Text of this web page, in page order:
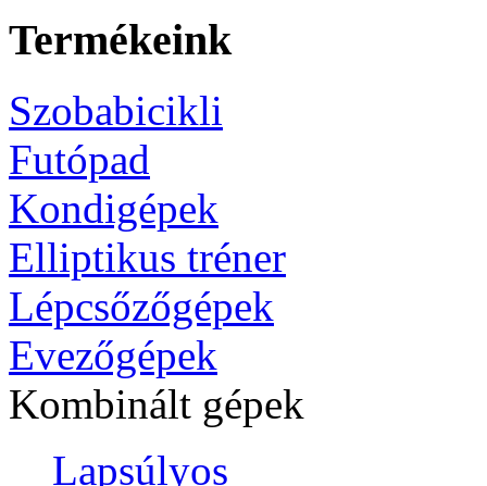
Termékeink
Szobabicikli
Futópad
Kondigépek
Elliptikus tréner
Lépcsőzőgépek
Evezőgépek
Kombinált gépek
Lapsúlyos